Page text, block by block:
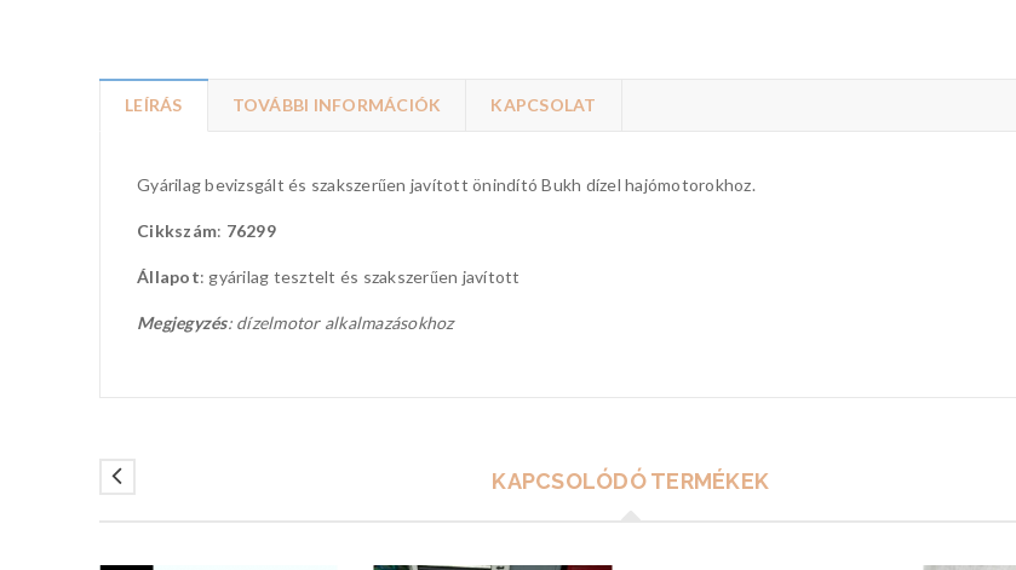
LEÍRÁS TOVÁBBI INFORMÁCIÓK KAPCSOLAT
Gyárilag bevizsgált és szakszerűen javított önindító Bukh dízel hajómotorokhoz.
Cikkszám: 76299
Állapot: gyárilag tesztelt és szakszerűen javított
Megjegyzés: dízelmotor alkalmazásokhoz
KAPCSOLÓDÓ TERMÉKEK